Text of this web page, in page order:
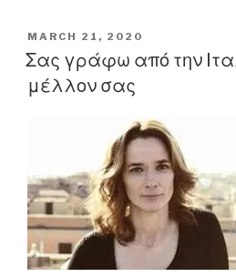
πάρτι
στη
POSTED
ON
MARCH 21, 2020
Σας γράφω από την
μέλλον σας